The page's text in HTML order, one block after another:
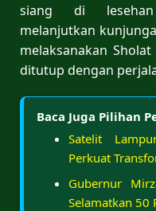
siang di lesehan
melanjutkan
melaksanakan
ditutup dengan
Baca Juga Pilihan
Satelit
Perkuat
Gubernur
Selamatkan 50